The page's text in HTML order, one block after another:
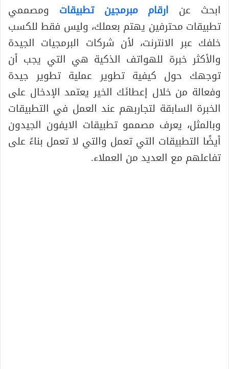
ابحث عن ارقام مبرمجين تطبيقات ومصممي
تطبيقات محترفين يهتم بعملك، وليس فقط للكسب
خلفك عبر الانترنت، لأن شركات البرمجيات الجيدة
والأكثر خبرة للهواتف الذكية هي التي يجب أن
توجهك حول كيفية تطوير عملية تطوير جيدة
وفعالة من خلال إعطائك الخير يعتمد الإدخال على
الخبرة السابقة لتجاربهم عند العمل في التطبيقات
وبالمثل، يعرف مصممو تطبيقات الايفون الجيدون
أيضًا التطبيقات التي تعمل والتي لا تعمل بناءً على
تفاعلهم مع العديد من العملاء.